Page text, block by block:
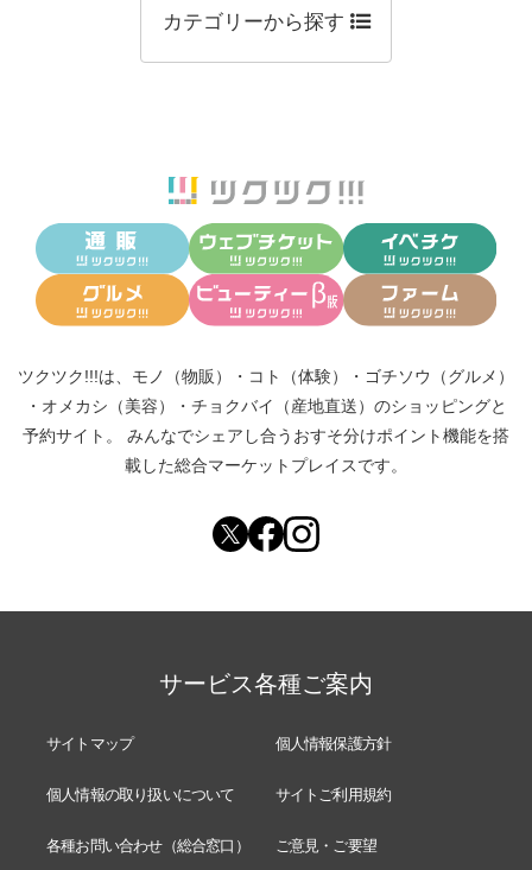
カテゴリーから探す
ツクツク!!!は、 モノ（物販） ・ コト（体験） ・ ゴチソウ（グルメ）
・ オメカシ（美容） ・ チョクバイ（産地直送） のショッピングと
予約サイト。
みんなでシェアし合う おすそ分けポイント機能を搭
載した総合マーケットプレイスです。
サービス各種ご案内
サイトマップ 個人情報保護方針
個人情報の取り扱いについて サイトご利用規約
各種お問い合わせ（総合窓口） ご意見・ご要望